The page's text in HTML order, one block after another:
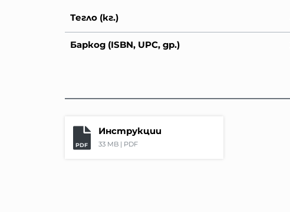
Тегло (кг.)
Баркод (ISBN, UPC, др.)
PDF
Инструкции
33 MB | PDF